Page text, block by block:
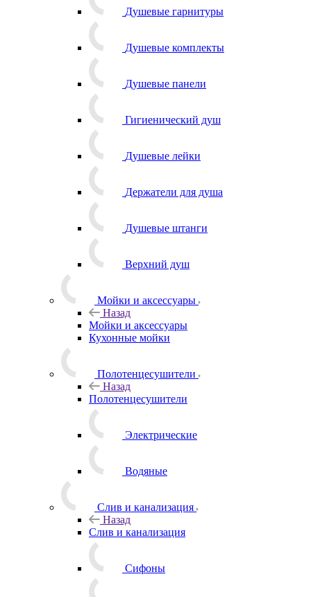
Душевые гарнитуры
Душевые комплекты
Душевые панели
Гигиенический душ
Душевые лейки
Держатели для душа
Душевые штанги
Верхний душ
Мойки и аксессуары
Назад
Мойки и аксессуары
Кухонные мойки
Полотенцесушители
Назад
Полотенцесушители
Электрические
Водяные
Слив и канализация
Назад
Слив и канализация
Сифоны